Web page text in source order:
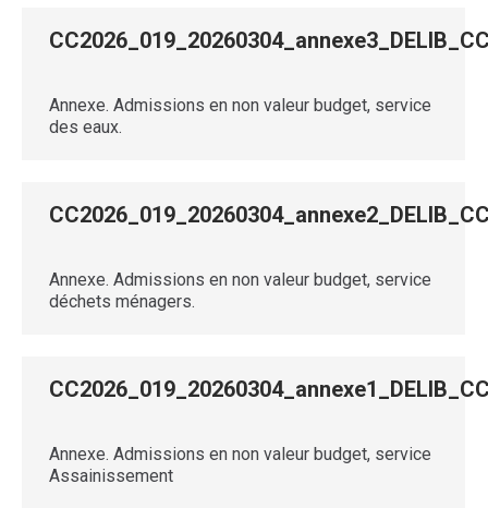
Annexe. Admissions en non valeur budget, service
des eaux.
Annexe. Admissions en non valeur budget, service
déchets ménagers.
Annexe. Admissions en non valeur budget, service
Assainissement